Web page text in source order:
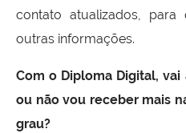
contato atualizados,
outras informações.
Com o Diploma Digital,
ou não vou receber mais
grau?